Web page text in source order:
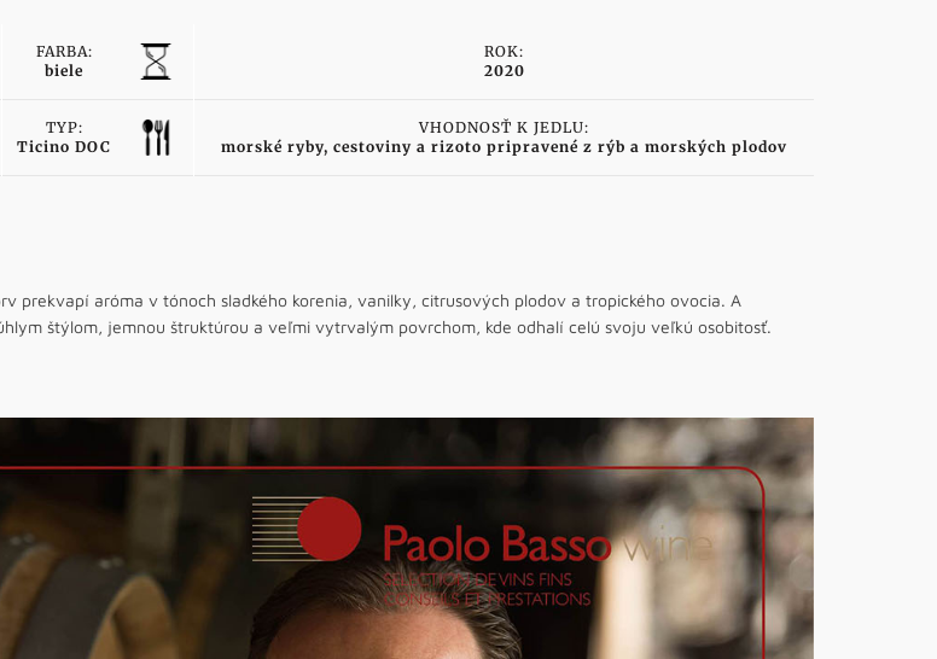
FARBA:
biele
ROK:
2020
TYP:
Ticino DOC
VHODNOSŤ K JEDLU:
morské ryby, cestoviny a rizoto pripravené z rýb a morských plodov
prekvapí aróma v tónoch sladkého korenia, vanilky, citrusových plodov a tropického ovocia. A
štýlom, jemnou štruktúrou a veľmi vytrvalým povrchom, kde odhalí celú svoju veľkú osobitosť.